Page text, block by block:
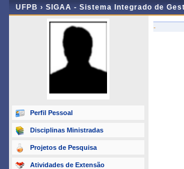
UFPB › SIGAA - Sistema Integrado de
Perfil Pessoal
Disciplinas Ministradas
Projetos de Pesquisa
Atividades de Extensão
-